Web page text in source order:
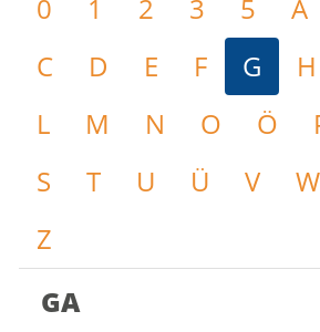
0 1 2 3 5 A
C
D E F G H
L
M N O Ö
S
T U Ü V W
Z
GA